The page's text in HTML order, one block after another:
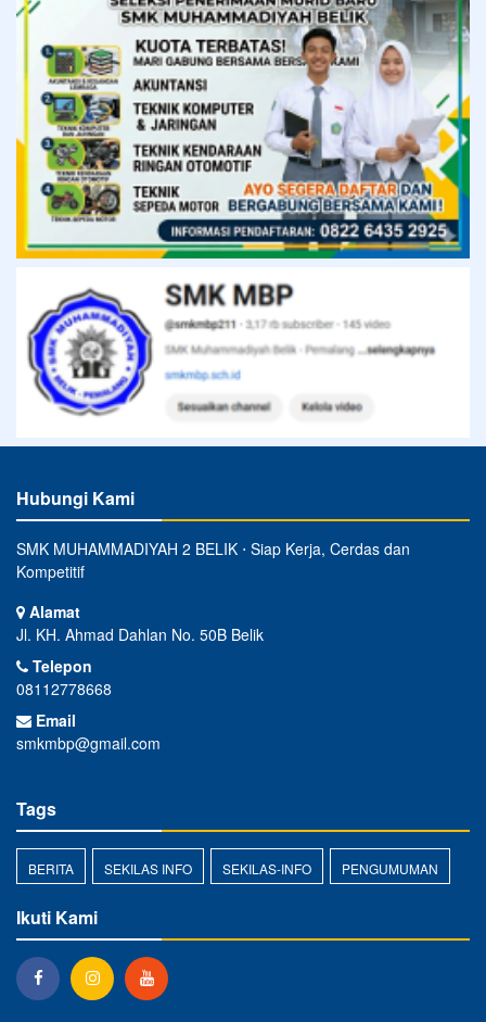
Hubungi Kami
SMK MUHAMMADIYAH 2 BELIK ⋅ Siap Kerja, Cerdas dan
Kompetitif
Alamat
Jl. KH. Ahmad Dahlan No. 50B Belik
Telepon
08112778668
Email
smkmbp@gmail.com
Tags
BERITA SEKILAS INFO SEKILAS-INFO PENGUMUMAN
Ikuti Kami